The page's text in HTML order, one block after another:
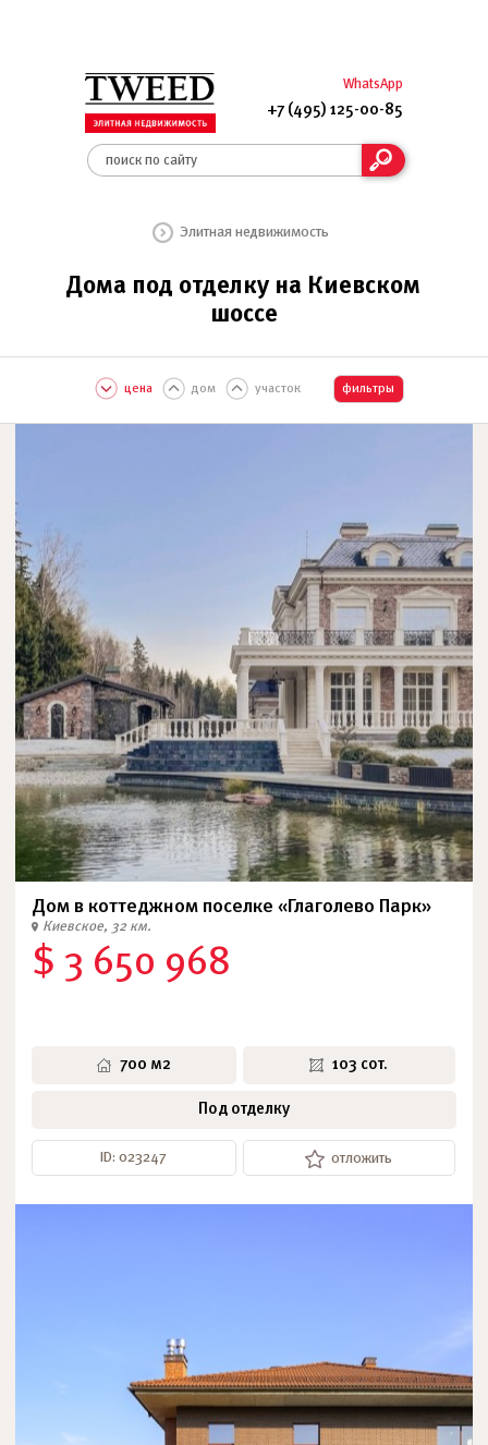
WhatsApp
+7 (495) 125-00-85
Элитная недвижимость
Дома под отделку на Киевском
шоссе
цена дом участок фильтры
Дом в коттеджном поселке «Глаголево Парк»
Киевское, 32 км.
$ 3 650 968
700 м2 103 сот.
Под отделку
ID: 023247 отложить